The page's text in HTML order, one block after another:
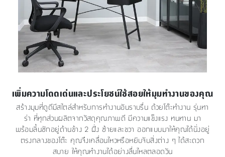
เพิ่มความโดดเด่นและประโยชน์ใช้สอยให้มุมทำงานของคุณ
สร้างมุมที่ดูดีมีสไตล์สำหรับการทำงานอันราบรื่น ด้วยโต๊ะทำงาน รุ่นทา
ร่า ที่ทุกส่วนผลิตจากวัสดุคุณภาพดี มีความแข็งแรง ทนทาน มา
พร้อมลิ้นชักอยู่ด้านข้าง 2 ฝั่ง ซ้ายและขวา ออกแบบมาให้คุณได้นั่งอยู่
ตรงกลางของโต๊ะ คุณจึงเคลื่อนไหวหรือหยิบจับสิ่งต่าง ๆ ได้สะดวก
สบาย ให้คุณทำงานได้อย่างลื่นไหลตลอดวัน